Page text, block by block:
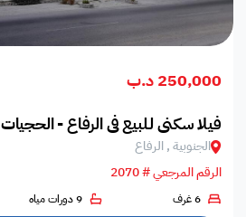
250,000 د.ب
فيلا سكني لـلبيع في الرفاع - الحجيات
الجنوبية , الرفاع
الرقم المرجعي # 2070
6 غرف 9 دورات مياه